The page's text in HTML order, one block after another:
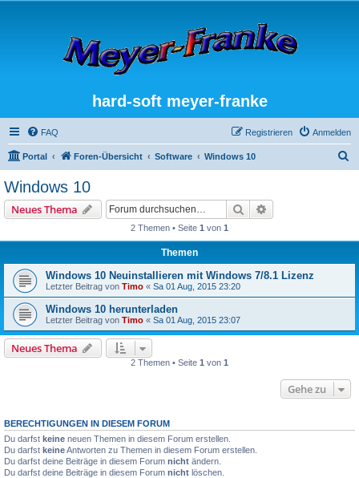
hard-soft meyer-franke
FAQ Anmelden
Registrieren
Portal Foren-Übersicht Software Windows 10
Windows 10
Neues Thema Suche
2 Themen • Seite 1 von 1
Themen
Windows 10 Neuinstallieren mit Windows 7/8.1 Lizenz
Letzter Beitrag von Timo « Sa 01 Aug, 2015 23:20
Windows 10 herunterladen
Letzter Beitrag von Timo « Sa 01 Aug, 2015 23:07
Neues Thema
2 Themen • Seite 1 von 1
Gehe zu
BERECHTIGUNGEN IN DIESEM FORUM
Du darfst keine neuen Themen in diesem Forum erstellen.
Du darfst keineAntworten zu Themen in diesem Forum erstellen.
Du darfst deine Beiträge in diesem Forum nicht ändern.
Du darfst deine Beiträge in diesem Forum nicht löschen.